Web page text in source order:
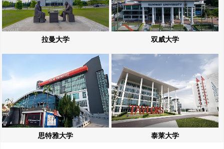
拉曼大学 双威大学
思特雅大学 泰莱大学